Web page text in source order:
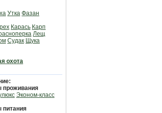
Утка Фазан
Карась Карп
Лещ
Судак Щука
охота
проживания
Эконом-класс
питания